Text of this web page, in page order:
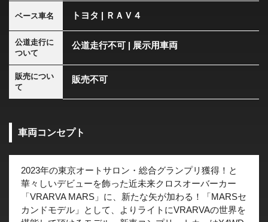
ベース車名 トヨタ | ＲＡＶ４
公道走行に
ついて
公道走行不可 | 展示用車両
販売につい
て
販売不可
車両コンセプト
2023年の東京オートサロン・総合グランプリ獲得！と
華々しいデビューを飾った近未来クロスオーバーカー
「VRARVA MARS」に、新たな矢が加わる！「MARSセ
カンドモデル」として、よりライトにVRARVAの世界を